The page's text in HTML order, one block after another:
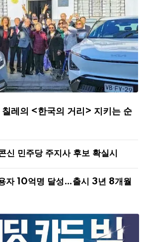
레의 <한국의 거리> 지키는 순
신 민주당 주지사 후보 확실시
자 10억명 달성…출시 3년 8개월